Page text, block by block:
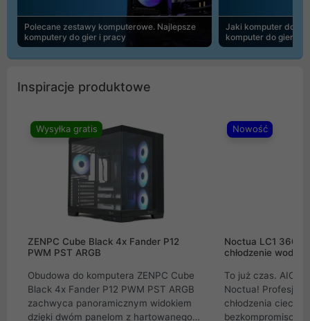
Polecane zestawy komputerowe. Najlepsze
komputery do gier i pracy
Jaki komputer do
komputer do gier |
Inspiracje produktowe
Wysyłka gratis
ZENPC Cube Black 4x Fander P12
PWM PST ARGB
Obudowa do komputera ZENPC Cube
Black 4x Fander P12 PWM PST ARGB
zachwyca panoramicznym widokiem
dzięki dwóm panelom z hartowanego
Nowość
Noctua LC1
chłodzenie wodne
To już czas. AIO
Noctua!
chłodzenia cieczą